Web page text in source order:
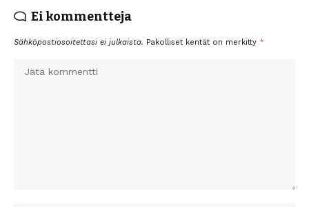
Ei kommentteja
Sähköpostiosoitettasi ei julkaista. Pakolliset kentät on merkitty *